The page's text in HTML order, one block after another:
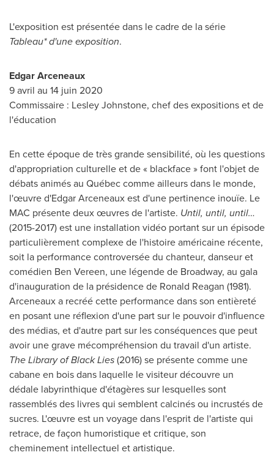
L'exposition est présentée dans le cadre de la série
Tableau* d'une exposition.
Edgar Arceneaux
9 avril au 14 juin 2020
Commissaire : Lesley Johnstone, chef des expositions et de
l'éducation
En cette époque de très grande sensibilité, où les questions
d'appropriation culturelle et de « blackface » font l'objet de
débats animés au Québec comme ailleurs dans le monde,
l'œuvre d'Edgar Arceneaux est d'une pertinence inouïe. Le
MAC présente deux œuvres de l'artiste. Until, until, until…
(2015-2017) est une installation vidéo portant sur un épisode
particulièrement complexe de l'histoire américaine récente,
soit la performance controversée du chanteur, danseur et
comédien Ben Vereen, une légende de Broadway, au gala
d'inauguration de la présidence de Ronald Reagan (1981).
Arceneaux a recréé cette performance dans son entièreté
en posant une réflexion d'une part sur le pouvoir d'influence
des médias, et d'autre part sur les conséquences que peut
avoir une grave mécompréhension du travail d'un artiste.
The Library of Black Lies(2016) se présente comme une
cabane en bois dans laquelle le visiteur découvre un
dédale labyrinthique d'étagères sur lesquelles sont
rassemblés des livres qui semblent calcinés ou incrustés de
sucres. L'œuvre est un voyage dans l'esprit de l'artiste qui
retrace, de façon humoristique et critique, son
cheminement intellectuel et artistique.